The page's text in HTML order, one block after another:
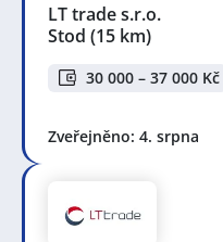
LT trade s.r.o.
Stod (15 km)
30 000 – 37 000 Kč
Zveřejněno: 4. srpna